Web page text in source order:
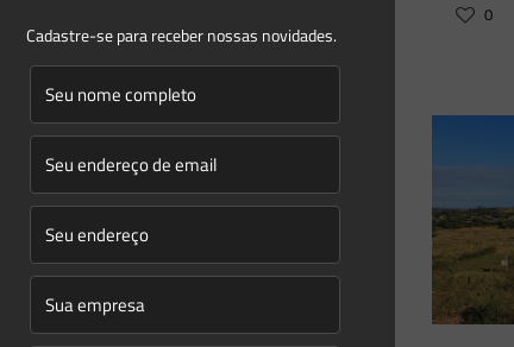
0 Read more
0
Saes Advogados 05/05/2021
Decisão do STJ em faixa não
edificável em cursos d’água nas
áreas urbanas: obras que eram
regulares até ontem, hoje deixaram
de ser
Cadastre-se para receber nossas novidades.